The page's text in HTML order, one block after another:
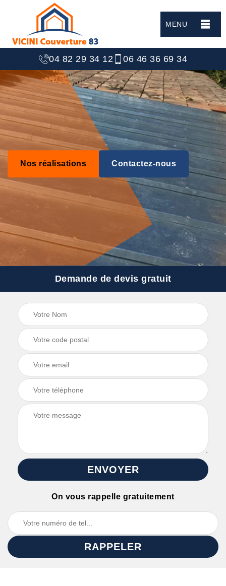
MENU
04 82 29 34 12 06 46 36 69 34
Nos réalisations Contactez-nous
Demande de devis gratuit
On vous rappelle gratuitement